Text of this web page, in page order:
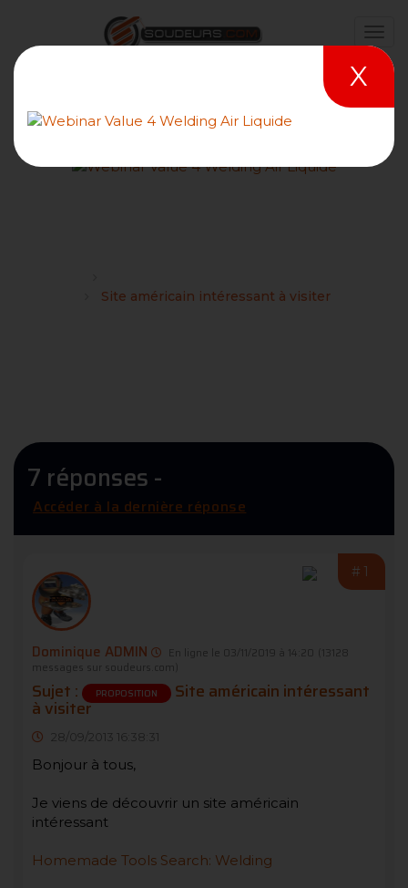
Site américain intéressant à visiter
7 réponses -
Accéder à la dernière réponse
#1
Dominique ADMIN En ligne le 03/11/2019 à 14:20
(13128
messages sur soudeurs.com)
Sujet : PROPOSITION Site américain intéressant
à visiter
28/09/2013 16:38:31
Bonjour à tous,
Je viens de découvrir un site américain
intéressant
Homemade Tools Search: Welding
X